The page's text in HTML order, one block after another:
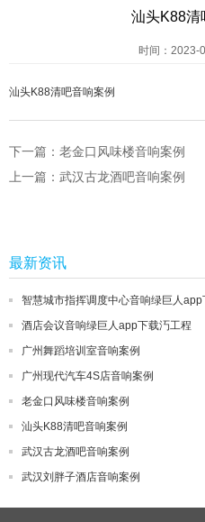
汕头K88清
时间：2023-
汕头K88清吧音响案例
下一篇：老金口风味楼音响案例
上一篇：武汉古龙酒吧音响案例
最新资讯
智慧城市指挥调度中心音响绿巨人app
酒店会议音响绿巨人app下载汅工程
广州舞蹈培训室音响案例
广州现代汽车4S店音响案例
老金口风味楼音响案例
汕头K88清吧音响案例
武汉古龙酒吧音响案例
武汉刘胖子酒店音响案例